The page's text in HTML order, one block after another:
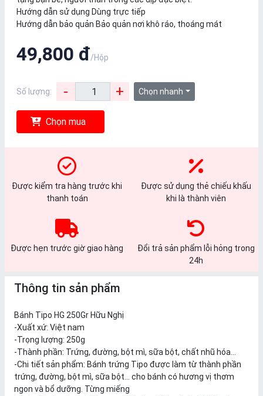
Hướng dẫn sử dụng Dùng trực tiếp
Hướng dẫn bảo quản Bảo quản nơi khô ráo, thoáng mát
49,800 đ/Hộp
Số lượng: - + Chọn nhanh
Chọn mua
Được kiểm tra hàng trước khi
thanh toán
Được sử dụng thẻ chiếu khấu
khi là thành viên
Được hẹn trước giờ giao hàng
Đổi trả sản phẩm lỗi hỏng trong
24h
Thông tin sản phẩm
Bánh Tipo HG 250Gr Hữu Nghị
-Xuất xứ: Việt nam
-Trọng lượng: 250g
-Thành phần: Trứng, đường, bột mì, sữa bột, chất nhũ hóa…
-Chi tiết sản phẩm: Bánh trứng Tipo được làm từ thành phần
trứng, đường, bột mì, sữa bột... cho bánh có hương vị thơm
ngon và bổ dưỡng. Từng miếng